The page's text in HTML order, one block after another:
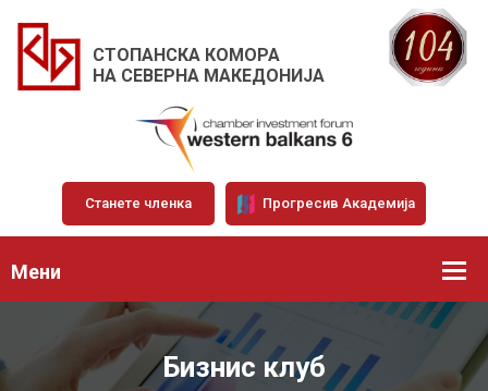
СТОПАНСКА КОМОРА
НА СЕВЕРНА МАКЕДОНИЈА
Станете членка Прогресив Академија
Мени
Бизнис клуб